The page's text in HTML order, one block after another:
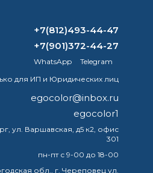
+7(812)493-44-47
+7(901)372-44-27
WhatsApp
Telegram
для ИП и Юридических лиц
egocolor@inbox.ru
egocolor1
ул. Варшавская, д5 к2, офис
301
пн-пт с 9-00 до 18-00
обл., г. Череповец ул.